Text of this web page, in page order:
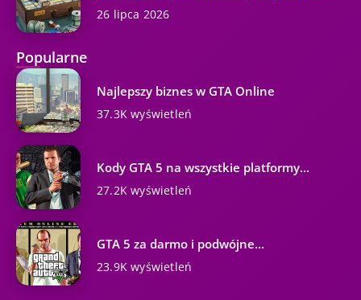
26 lipca 2026
Popularne
Najlepszy biznes w GTA Online
37.3K wyświetleń
Kody GTA 5 na wszystkie platformy...
27.2K wyświetleń
GTA 5 za darmo i podwójne...
23.9K wyświetleń